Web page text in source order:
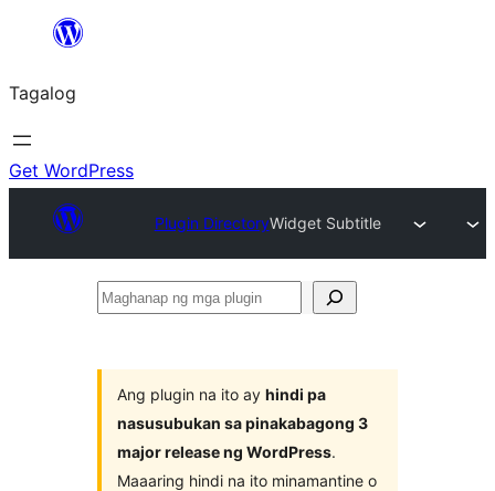
Lumaktaw
sa
content
Tagalog
Get WordPress
Plugin DirectoryWidget Subtitle
Maghanap
plugin
Ang plugin na ito ay hindi pa
nasusubukan sa pinakabagong 3
major release ng WordPress.
Maaaring hindi na ito minamantine o